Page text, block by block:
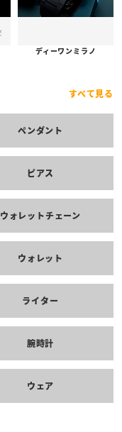
ディーワンミラノ
すべて見る
ペンダント
ピアス
ウォレットチェーン
ウォレット
ライター
腕時計
ウェア